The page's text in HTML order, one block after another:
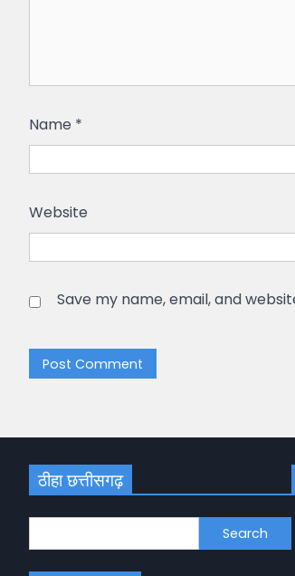
Name *
Website
Save my name, email, and
ठीहा छत्तीसगढ़
Search